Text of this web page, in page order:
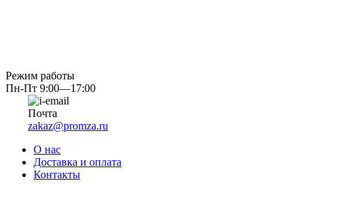
Режим работы
Пн-Пт 9:00—17:00
Почта
zakaz@promza.ru
О нас
Доставка и оплата
Контакты